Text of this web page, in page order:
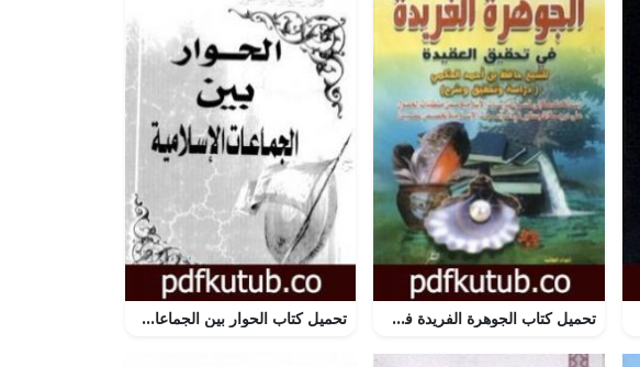
تحميل كتاب الجوهرة الفريدة في تحقيق العقيدة PDF تأليف حافظ بن أحمد الحكمي مجانا [كامل] تحميل كتاب الحوار بين الجماعات الاسلامية PDF تأليف محمد سيد أحمد المسير مجانا [كامل]